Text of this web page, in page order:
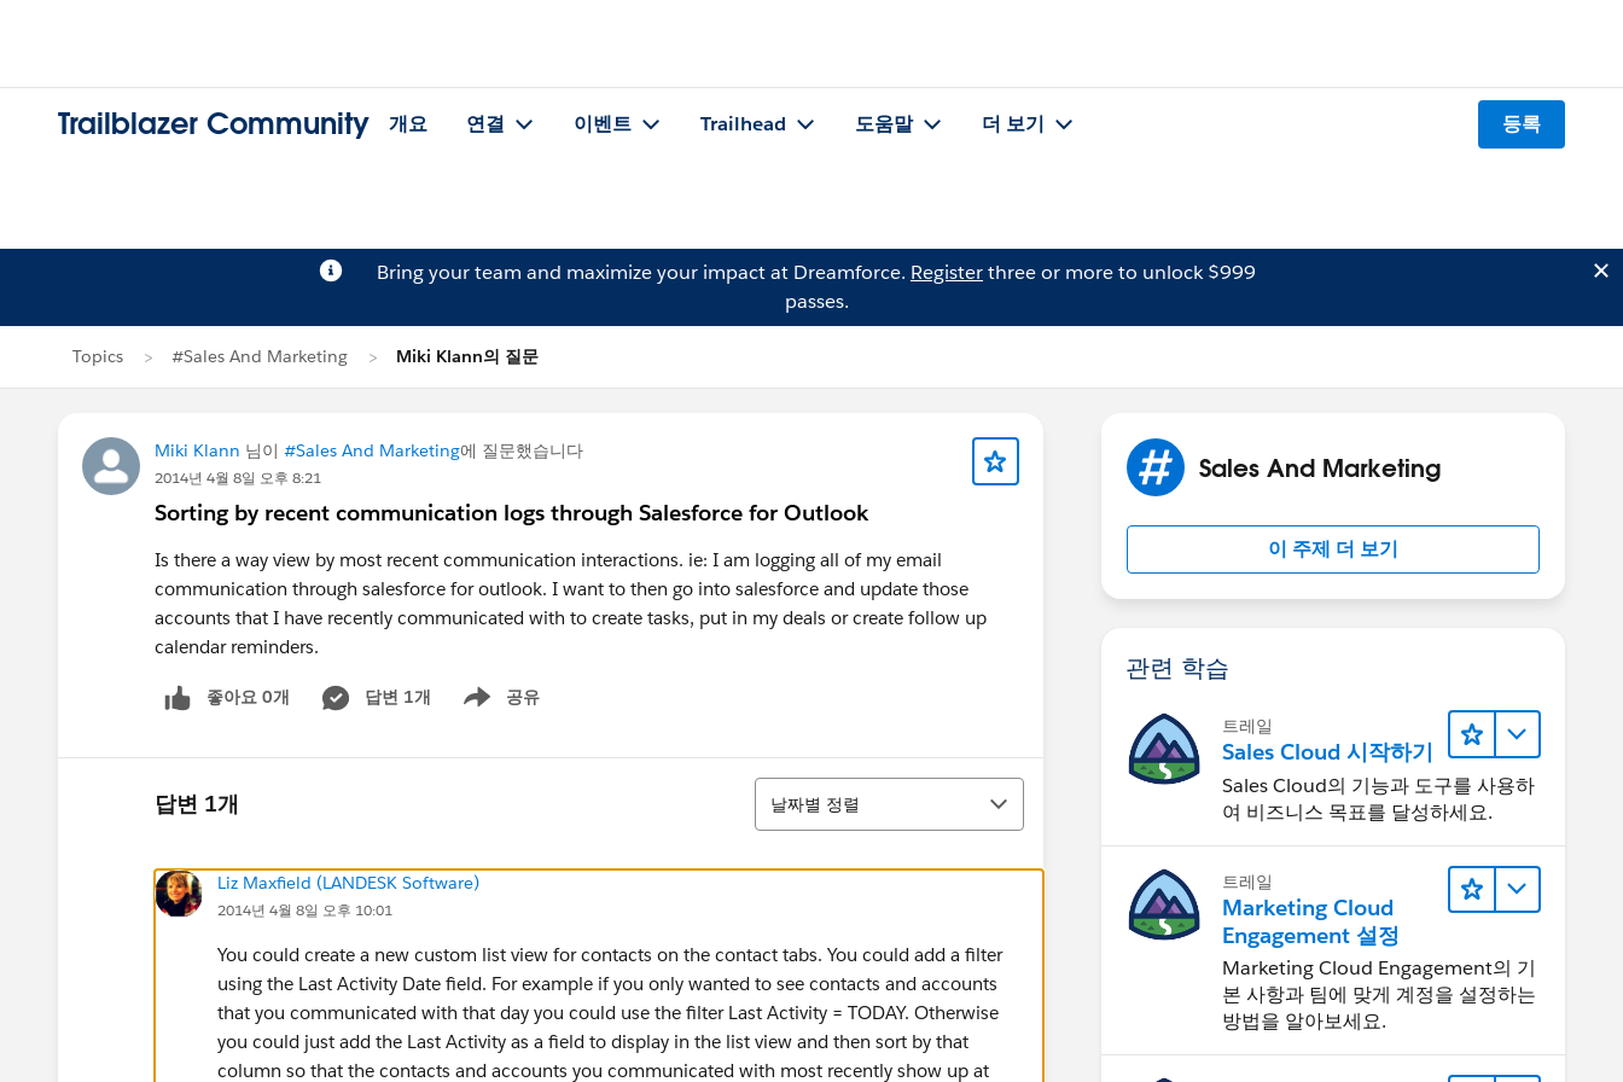
Trailblazer Community 개요 연결 이벤트 Trailhead 도움말 더 보기 등록
Bring your team and maximize your impact at Dreamforce. Registerthree or more to unlock $999
passes.
Topics #Sales And Marketing Miki Klann의 질문
Miki Klann 님이 #Sales And Marketing에 질문했습니다
2014년 4월 8일 오후 8:21
Sorting by recent communication logs through Salesforce for Outlook
Is there a way view by most recent communication interactions. ie: I am logging all of my email
communication through salesforce for outlook. I want to then go into salesforce and update those
accounts that I have recently communicated with to create tasks, put in my deals or create follow up
calendar reminders.
좋아요 0개 답변 1개 공유
Show menu
답변 1개
정렬
날짜별 정렬
Liz Maxfield (LANDESK Software)
2014년 4월 8일 오후 10:01
You could create a new custom list view for contacts on the contact tabs. You could add a filter
using the Last Activity Date field. For example if you only wanted to see contacts and accounts
that you communicated with that day you could use the filter Last Activity = TODAY. Otherwise
you could just add the Last Activity as a field to display in the list view and then sort by that
column so that the contacts and accounts you communicated with most recently show up at
Sales And Marketing
이 주제 더 보기
관련 학습
트레일
Sales Cloud 시작하기
Sales Cloud의 기능과 도구를 사용하
여 비즈니스 목표를 달성하세요.
트레일
Marketing Cloud
Engagement 설정
Marketing Cloud Engagement의 기
본 사항과 팀에 맞게 계정을 설정하는
방법을 알아보세요.